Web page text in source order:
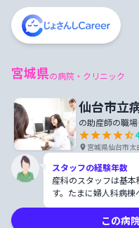
宮城県の病院・クリニック
仙台市立
の助産師の職
宮城県仙台市
スタッフの経験年数
産科のスタッフは基
す。たまに婦人科病棟
この病